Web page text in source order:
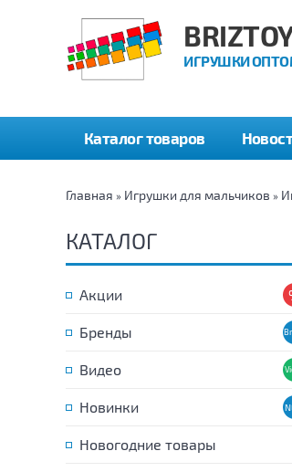
ИГРУШКИ
Каталог товаров
Главная » Игрушки для мальчиков »
КАТАЛОГ
Акции
Бренды
Видео
Новинки
Новогодние товары